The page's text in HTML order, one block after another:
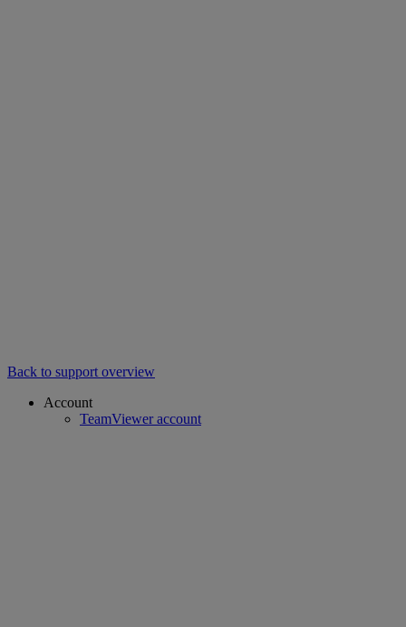
Back to support overview
Account
TeamViewer account